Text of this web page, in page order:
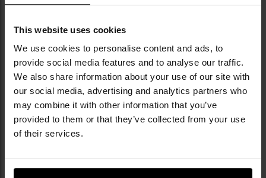
This website uses cookies
We use cookies to personalise content and ads, to
provide social media features and to analyse our traffic.
We also share information about your use of our site with
our social media, advertising and analytics partners who
may combine it with other information that you’ve
provided to them or that they’ve collected from your use
of their services.
MultiCam Pattern® чи Cordura®. Бренд
вирізняється своєю популярністю серед
українських силових структур, а також
серед активних поціновувачів аутдору в
усьому світі.
ТЕХНІЧНІ ДАНІ